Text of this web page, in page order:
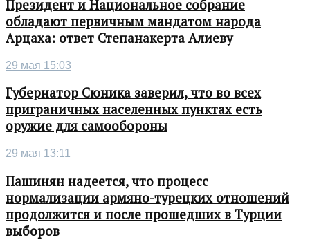
Президент и Национальное собрание
обладают первичным мандатом народа
Арцаха: ответ Степанакерта Алиеву
29 мая 15:03
Губернатор Сюника заверил, что во всех
приграничных населенных пунктах есть
оружие для самообороны
29 мая 13:11
Пашинян надеется, что процесс
нормализации армяно-турецких отношений
продолжится и после прошедших в Турции
выборов